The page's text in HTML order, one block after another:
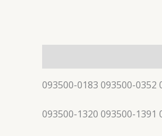
093500-0183 093500-0352
093500-1320 093500-1391